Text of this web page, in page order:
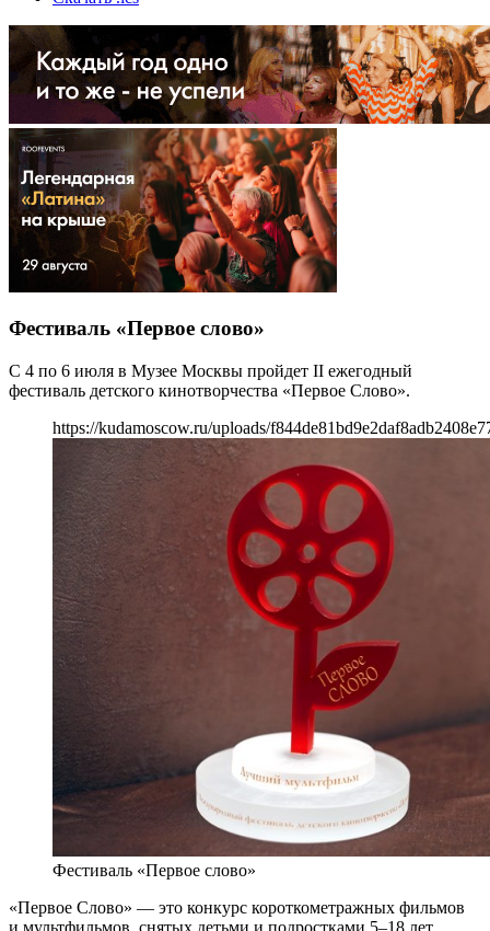
Фестиваль «Первое слово»
С 4 по 6 июля в Музее Москвы пройдет II ежегодный
фестиваль детского кинотворчества «Первое Слово».
https://kudamoscow.ru/uploads/
Фестиваль «Первое слово»
«Первое Слово» — это конкурс короткометражных фильмов
и мультфильмов, снятых детьми и подростками 5–18 лет